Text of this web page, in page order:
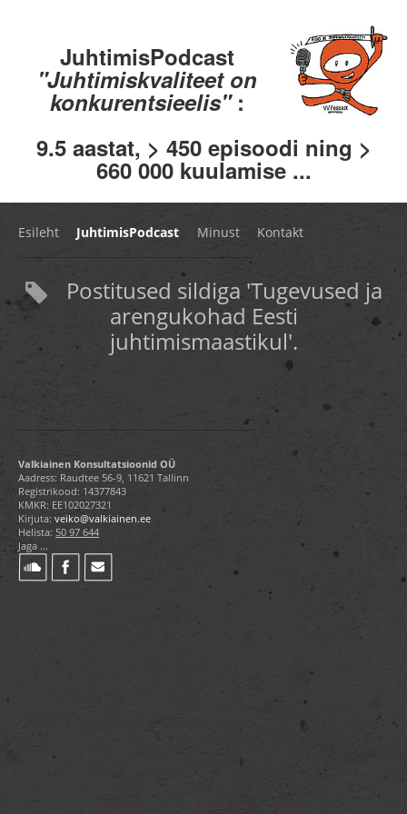
JuhtimisPodcast
"Juhtimiskvaliteet on
konkurentsieelis" :
9.5 aastat, > 450 episoodi ning >
660 000 kuulamise ...
Esileht JuhtimisPodcast Minust Kontakt
Postitused sildiga 'Tugevused ja
arengukohad Eesti
juhtimismaastikul'.
Valkiainen Konsultatsioonid OÜ
Aadress: Raudtee 56-9, 11621 Tallinn
Registrikood: 14377843
KMKR: EE102027321
Kirjuta: veiko@valkiainen.ee
Helista: 50 97 644
Jaga ...